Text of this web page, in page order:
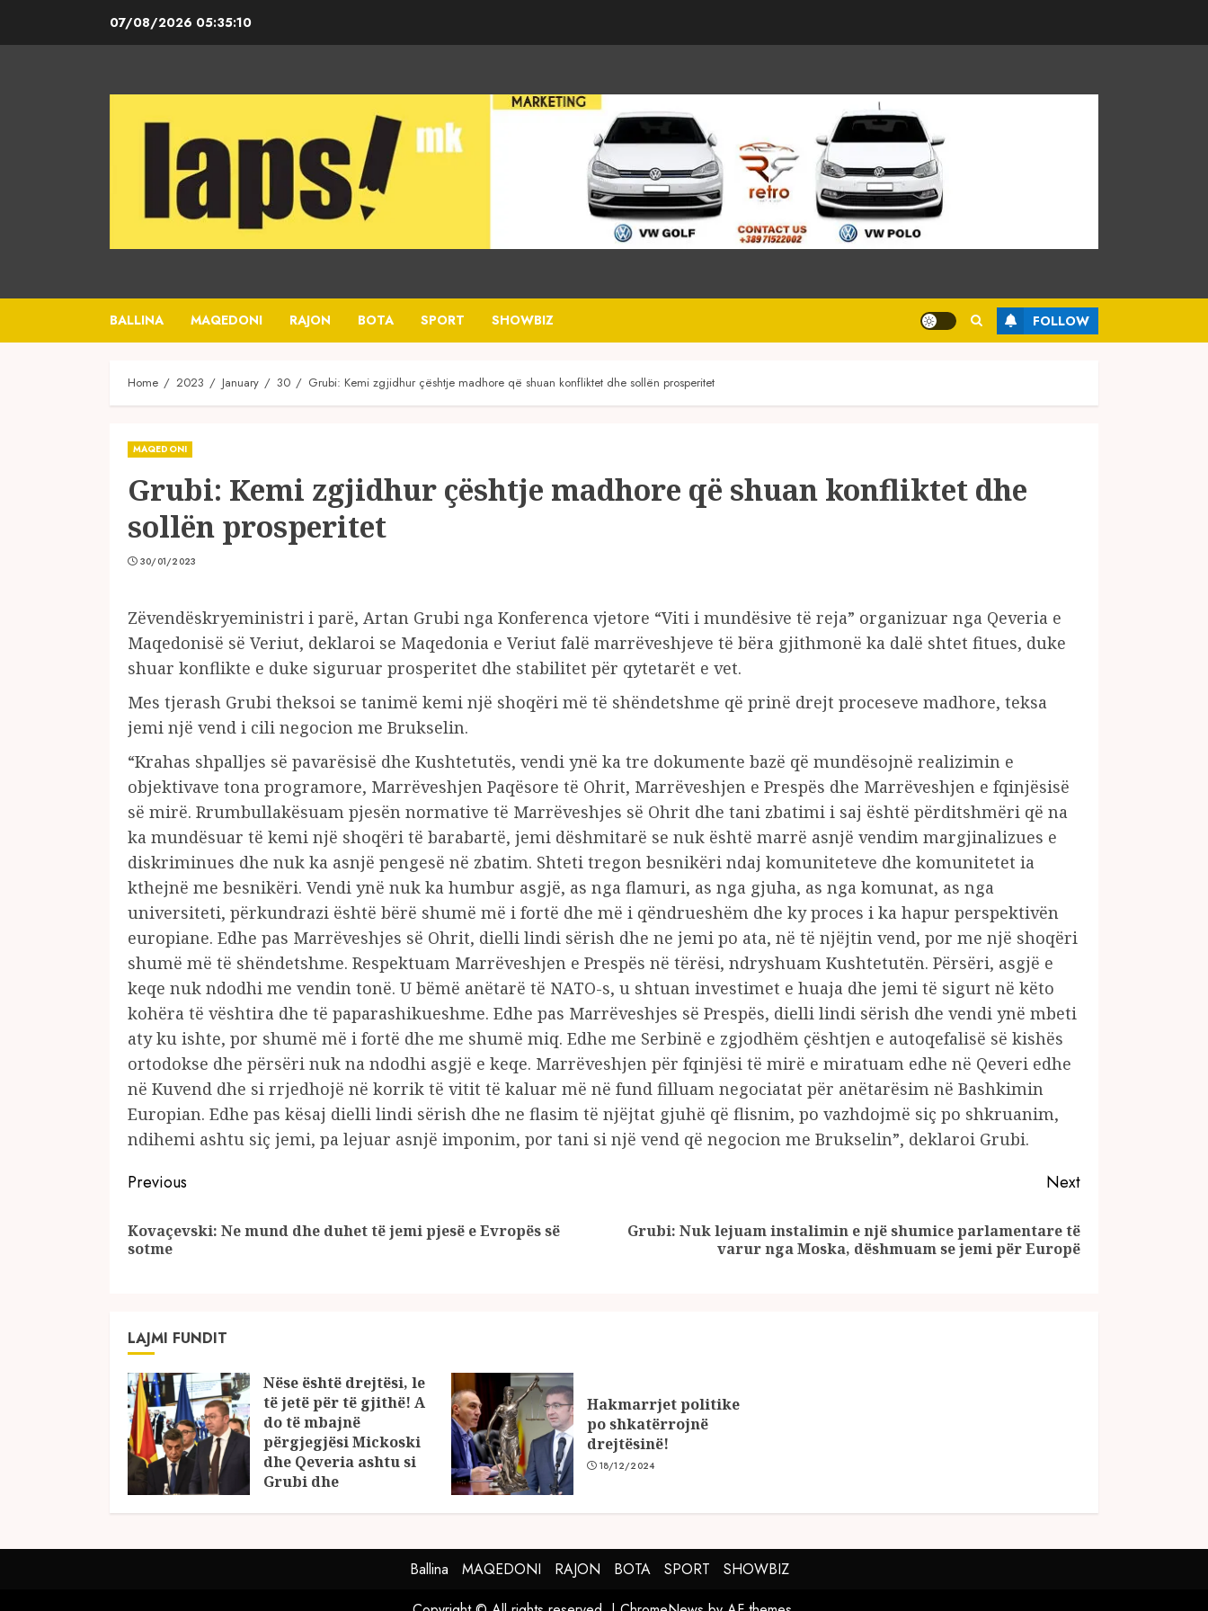
07/08/2026 05:35:11
BALLINA MAQEDONI RAJON BOTA SPORT SHOWBIZ FOLLOW
Home 2023 January 30 Grubi: Kemi zgjidhur çështje madhore që shuan konfliktet dhe sollën prosperitet
MAQEDONI
Grubi: Kemi zgjidhur çështje madhore që shuan konfliktet dhe
sollën prosperitet
30/01/2023
Zëvendëskryeministri i parë, Artan Grubi nga Konferenca vjetore “Viti i mundësive të reja” organizuar nga Qeveria e
Maqedonisë së Veriut, deklaroi se Maqedonia e Veriut falë marrëveshjeve të bëra gjithmonë ka dalë shtet fitues, duke
shuar konflikte e duke siguruar prosperitet dhe stabilitet për qytetarët e vet.
Mes tjerash Grubi theksoi se tanimë kemi një shoqëri më të shëndetshme që prinë drejt proceseve madhore, teksa
jemi një vend i cili negocion me Brukselin.
“Krahas shpalljes së pavarësisë dhe Kushtetutës, vendi ynë ka tre dokumente bazë që mundësojnë realizimin e
objektivave tona programore, Marrëveshjen Paqësore të Ohrit, Marrëveshjen e Prespës dhe Marrëveshjen e fqinjësisë
së mirë. Rrumbullakësuam pjesën normative të Marrëveshjes së Ohrit dhe tani zbatimi i saj është përditshmëri që na
ka mundësuar të kemi një shoqëri të barabartë, jemi dëshmitarë se nuk është marrë asnjë vendim margjinalizues e
diskriminues dhe nuk ka asnjë pengesë në zbatim. Shteti tregon besnikëri ndaj komuniteteve dhe komunitetet ia
kthejnë me besnikëri. Vendi ynë nuk ka humbur asgjë, as nga flamuri, as nga gjuha, as nga komunat, as nga
universiteti, përkundrazi është bërë shumë më i fortë dhe më i qëndrueshëm dhe ky proces i ka hapur perspektivën
europiane. Edhe pas Marrëveshjes së Ohrit, dielli lindi sërish dhe ne jemi po ata, në të njëjtin vend, por me një shoqëri
shumë më të shëndetshme. Respektuam Marrëveshjen e Prespës në tërësi, ndryshuam Kushtetutën. Përsëri, asgjë e
keqe nuk ndodhi me vendin tonë. U bëmë anëtarë të NATO-s, u shtuan investimet e huaja dhe jemi të sigurt në këto
kohëra të vështira dhe të paparashikueshme. Edhe pas Marrëveshjes së Prespës, dielli lindi sërish dhe vendi ynë mbeti
aty ku ishte, por shumë më i fortë dhe me shumë miq. Edhe me Serbinë e zgjodhëm çështjen e autoqefalisë së kishës
ortodokse dhe përsëri nuk na ndodhi asgjë e keqe. Marrëveshjen për fqinjësi të mirë e miratuam edhe në Qeveri edhe
në Kuvend dhe si rrjedhojë në korrik të vitit të kaluar më në fund filluam negociatat për anëtarësim në Bashkimin
Europian. Edhe pas kësaj dielli lindi sërish dhe ne flasim të njëjtat gjuhë që flisnim, po vazhdojmë siç po shkruanim,
ndihemi ashtu siç jemi, pa lejuar asnjë imponim, por tani si një vend që negocion me Brukselin”, deklaroi Grubi.
Continue
Reading
Previous
Previous
Kovaçevski: Ne mund dhe duhet të jemi pjesë e Evropës së
sotme
Next
NextGrubi: Nuk lejuam instalimin e një shumice parlamentare të
varur nga Moska, dëshmuam se jemi për Europë
LAJMI FUNDIT
Nëse është drejtësi, le
të jetë për të gjithë! A
do të mbajnë
përgjegjësi Mickoski
dhe Qeveria ashtu si
Grubi dhe
Hakmarrjet politike
po shkatërrojnë
drejtësinë!
18/12/2024
Ballina MAQEDONI RAJON BOTA SPORT
SHOWBIZ